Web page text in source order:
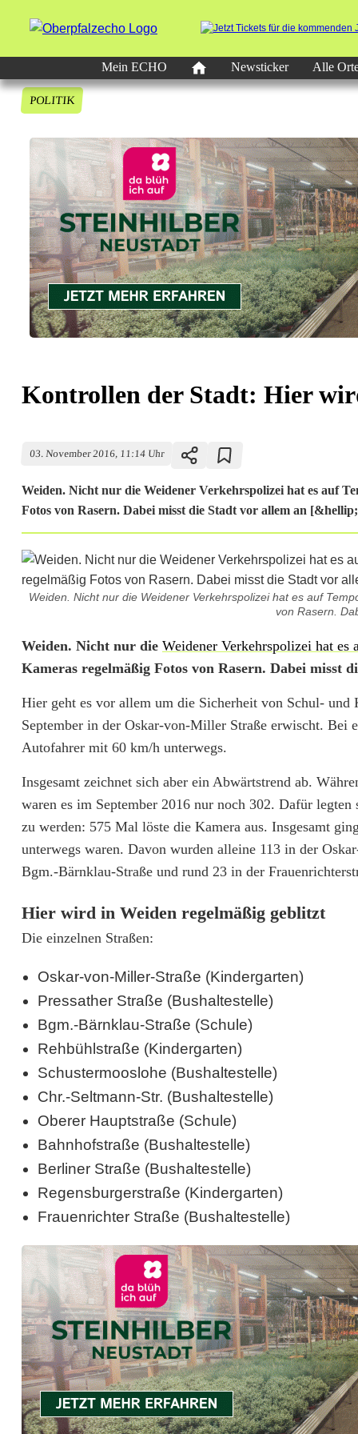
Mein ECHO
Newsticker Alle
POLITIK
Kontrollen der Stadt: Hier
03. November 2016, 11:14 Uhr
Weiden. Nicht nur die Weidener Verkehrspolizei hat es auf
Fotos von Rasern. Dabei misst die Stadt vor allem an
Weiden. Nicht nur die Weidener Verkehrspolizei hat es auf
von Rasern.
K
o
n
t
o
l
l
n
e
S
t
a
t
:
H
i
e
r
w
i
r
Weiden. Nicht nur die Weidener Verkehrspolizei hat es
Kameras regelmäßig Fotos von Rasern. Dabei misst
Hier geht es vor allem um die Sicherheit von Schul-
September in der Oskar-von-Miller Straße erwischt. Bei
Autofahrer mit 60 km/h unterwegs.
Insgesamt zeichnet sich aber ein Abwärtstrend ab.
waren es im September 2016 nur noch 302. Dafür
zu werden: 575 Mal löste die Kamera aus. Insgesamt
unterwegs waren. Davon wurden alleine 113 in der
Bgm.-Bärnklau-Straße und rund 23 in der
Hier wird in Weiden regelmäßig geblitzt
Die einzelnen Straßen:
Oskar-von-Miller-Straße (Kindergarten)
Pressather Straße (Bushaltestelle)
Bgm.-Bärnklau-Straße (Schule)
Rehbühlstraße (Kindergarten)
Schustermooslohe (Bushaltestelle)
Chr.-Seltmann-Str. (Bushaltestelle)
Oberer Hauptstraße (Schule)
Bahnhofstraße (Bushaltestelle)
Berliner Straße (Bushaltestelle)
Regensburgerstraße (Kindergarten)
Frauenrichter Straße (Bushaltestelle)